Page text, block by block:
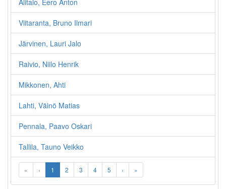
Alitalo, Eero Anton
Viitaranta, Bruno Ilmari
Järvinen, Lauri Jalo
Raivio, Niilo Henrik
Mikkonen, Ahti
Lahti, Väinö Matias
Pennala, Paavo Oskari
Tallila, Tauno Veikko
« ‹ 1 2 3 4 5 › »